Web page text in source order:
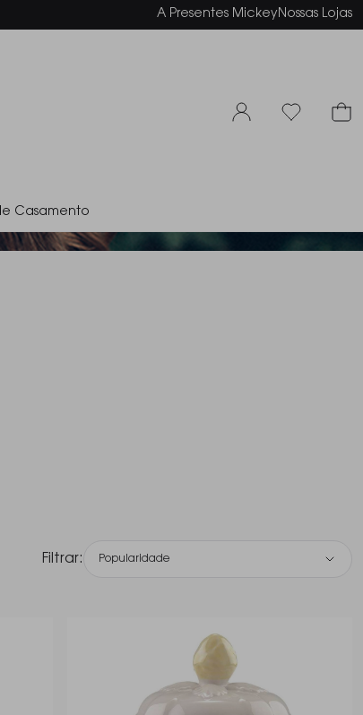
A Presentes MickeyNossas Lojas
Casamento
Filtrar: Popularidade